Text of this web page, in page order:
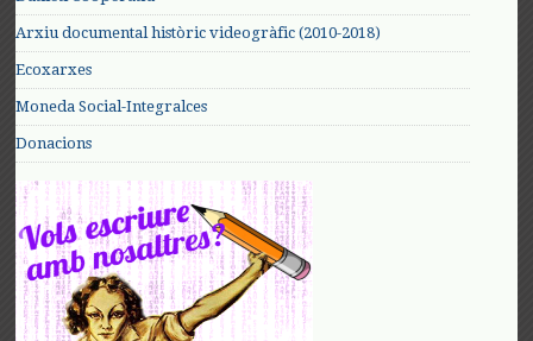
Arxiu documental històric videogràfic (2010-2018)
Ecoxarxes
Moneda Social-Integralces
Donacions